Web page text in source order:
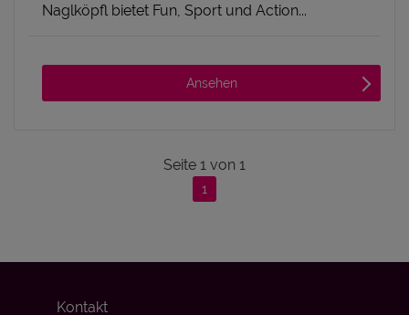
Naglköpfl bietet Fun, Sport und Action...
Ansehen
Seite 1 von 1
1
Kontakt